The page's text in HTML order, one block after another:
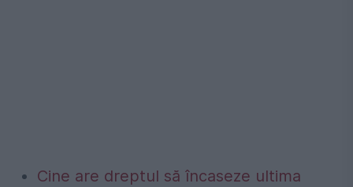
Cine are dreptul să încaseze ultima